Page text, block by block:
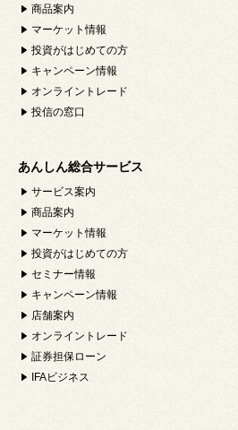
商品案内
マーケット情報
投資がはじめての方
キャンペーン情報
オンライントレード
投信の窓口
あんしん総合サービス
サービス案内
商品案内
マーケット情報
投資がはじめての方
セミナー情報
キャンペーン情報
店舗案内
オンライントレード
証券担保ローン
IFAビジネス